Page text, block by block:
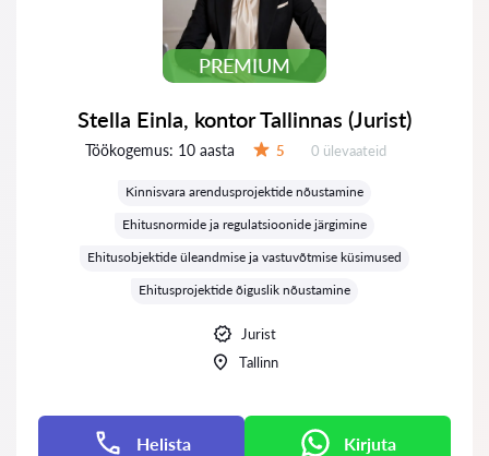
PREMIUM
Stella Einla, kontor Tallinnas (Jurist)
Töökogemus: 10 aasta 5 Ülevaateid:
0 ülevaateid
Kinnisvara arendusprojektide nõustamine
Ehitusnormide ja regulatsioonide järgimine
Ehitusobjektide üleandmise ja vastuvõtmise küsimused
Ehitusprojektide õiguslik nõustamine
Jurist
Tallinn
Helista Kirjuta